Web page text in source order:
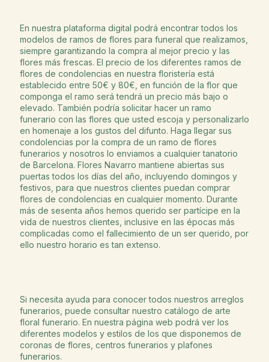
En nuestra plataforma digital podrá encontrar todos los
modelos de ramos de flores para funeral que realizamos,
siempre garantizando la compra al mejor precio y las
flores más frescas. El precio de los diferentes ramos de
flores de condolencias en nuestra floristería está
establecido entre 50€ y 80€, en función de la flor que
componga el ramo será tendrá un precio más bajo o
elevado. También podría solicitar hacer un ramo
funerario con las flores que usted escoja y personalizarlo
en homenaje a los gustos del difunto. Haga llegar sus
condolencias por la compra de un ramo de flores
funerarios y nosotros lo enviamos a cualquier tanatorio
de Barcelona. Flores Navarro mantiene abiertas sus
puertas todos los días del año, incluyendo domingos y
festivos, para que nuestros clientes puedan comprar
flores de condolencias en cualquier momento. Durante
más de sesenta años hemos querido ser partícipe en la
vida de nuestros clientes, inclusive en las épocas más
complicadas como el fallecimiento de un ser querido, por
ello nuestro horario es tan extenso.
Si necesita ayuda para conocer todos nuestros arreglos
funerarios, puede consultar nuestro catálogo de arte
floral funerario. En nuestra página web podrá ver los
diferentes modelos y estilos de los que disponemos de
coronas de flores centros funerarios y plafones
funerarios.